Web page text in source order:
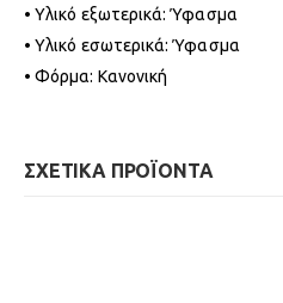
• Υλικό εξωτερικά: Ύφασμα
• Υλικό εσωτερικά: Ύφασμα
• Φόρμα: Κανονική
ΣΧΕΤΙΚΑ ΠΡΟΪΟΝΤΑ